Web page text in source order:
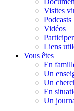
Visites
Podcasts
Vidéos
Participer
Liens
Vous êtes
En
Un
Un
En
Un